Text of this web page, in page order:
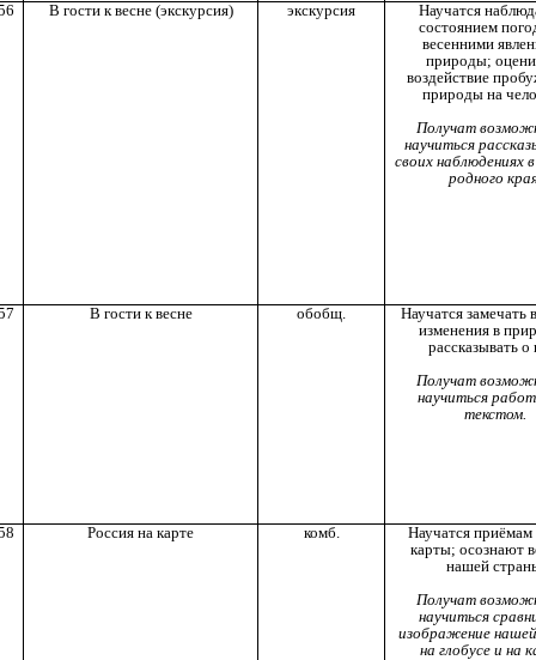
В гости к весне (экскурсия) экскурсия
Научатся
состоянием
весенними
природы;
воздействие
природы на
Получат
научиться
своих наблюдениях
родного
В гости к весне обобщ.
Научатся замечать
изменения в
рассказывать о
Получат
научиться
текстом.
Россия на карте комб.
Научатся приёмам
карты; осознают
нашей
Получат
научиться
изображение
на глобусе и на